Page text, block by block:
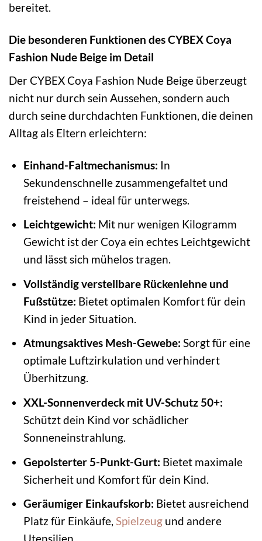
bereitet.
Die besonderen Funktionen des CYBEX Coya
Fashion Nude Beige im Detail
Der CYBEX Coya Fashion Nude Beige überzeugt
nicht nur durch sein Aussehen, sondern auch
durch seine durchdachten Funktionen, die deinen
Alltag als Eltern erleichtern:
Einhand-Faltmechanismus: In
Sekundenschnelle zusammengefaltet und
freistehend – ideal für unterwegs.
Leichtgewicht: Mit nur wenigen Kilogramm
Gewicht ist der Coya ein echtes Leichtgewicht
und lässt sich mühelos tragen.
Vollständig verstellbare Rückenlehne und
Fußstütze: Bietet optimalen Komfort für dein
Kind in jeder Situation.
Atmungsaktives Mesh-Gewebe: Sorgt für eine
optimale Luftzirkulation und verhindert
Überhitzung.
XXL-Sonnenverdeck mit UV-Schutz 50+:
Schützt dein Kind vor schädlicher
Sonneneinstrahlung.
Gepolsterter 5-Punkt-Gurt: Bietet maximale
Sicherheit und Komfort für dein Kind.
Geräumiger Einkaufskorb: Bietet ausreichend
Platz für Einkäufe, Spielzeugund andere